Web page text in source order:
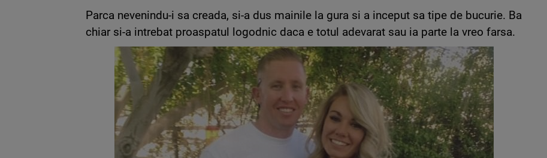
Parca nevenindu-i sa creada, si-a dus mainile la gura si a inceput sa tipe de bucurie. Ba
chiar si-a intrebat proaspatul logodnic daca e totul adevarat sau ia parte la vreo farsa.